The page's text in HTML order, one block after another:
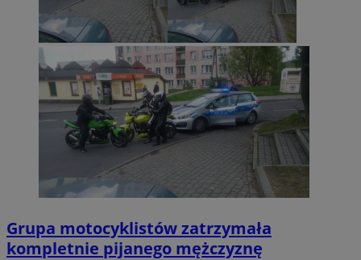
Grupa motocyklistów zatrzymała
kompletnie pijanego mężczyznę